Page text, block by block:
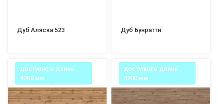
Дуб Аляска 523 Дуб Бунратти
доступно в длине
4200 мм
доступно в длине
4200 мм